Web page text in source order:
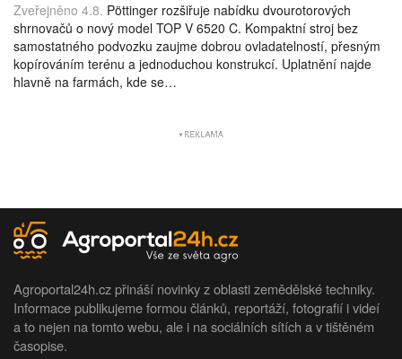
Zveřejněno 4.8. Pöttinger rozšiřuje nabídku dvourotorových
shrnovačů o nový model TOP V 6520 C. Kompaktní stroj bez
samostatného podvozku zaujme dobrou ovladatelností, přesným
kopírováním terénu a jednoduchou konstrukcí. Uplatnění najde
hlavně na farmách, kde se…
Agroportal24h.cz přináší novinky z oblasti zemědělské techniky.
Informace publikujeme formou článků, reportáží, fotografií i videí
a to nejen na tomto webu, ale i na sociálních sítích a v tištěném
časopise.